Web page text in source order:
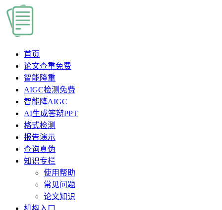
首页
论文查重免费
智能降重
AIGC检测 免费
智能降AIGC
AI生成答辩PPT
格式检测
报告演示
查询真伪
知识专栏
使用帮助
常见问题
论文知识
机构入口